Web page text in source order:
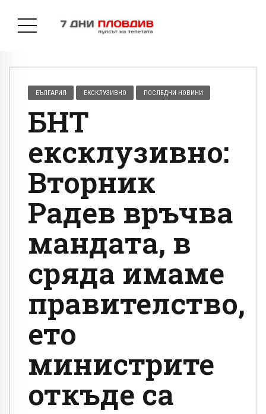
БЪЛГАРИЯ ЕКСКЛУЗИВНО ПОСЛЕДНИ НОВИНИ
БНТ
ексклузивно:
Вторник
Радев връчва
мандата, в
сряда имаме
правителство,
ето
министрите
откъде са